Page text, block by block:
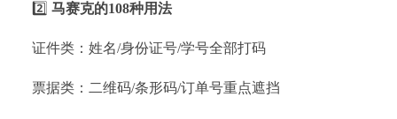
2️⃣马赛克的108种用法
证件类：姓名/身份证号/学号全部打码
票据类：二维码/条形码/订单号重点遮挡